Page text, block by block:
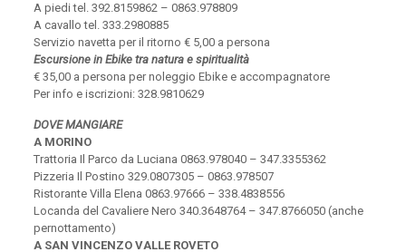
A piedi tel. 392.8159862 – 0863.978809
A cavallo tel. 333.2980885
Servizio navetta per il ritorno € 5,00 a persona
Escursione in Ebike tra natura e spiritualità
€ 35,00 a persona per noleggio Ebike e accompagnatore
Per info e iscrizioni: 328.9810629
DOVE MANGIARE
A MORINO
Trattoria Il Parco da Luciana 0863.978040 – 347.3355362
Pizzeria Il Postino 329.0807305 – 0863.978507
Ristorante Villa Elena 0863.97666 – 338.4838556
Locanda del Cavaliere Nero 340.3648764 – 347.8766050 (anche
pernottamento)
A SAN VINCENZO VALLE ROVETO